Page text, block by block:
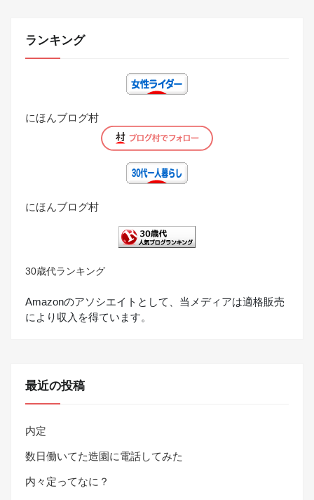
ランキング
にほんブログ村
にほんブログ村
30歳代ランキング
Amazonのアソシエイトとして、当メディアは適格販売
により収入を得ています。
最近の投稿
内定
数日働いてた造園に電話してみた
内々定ってなに？